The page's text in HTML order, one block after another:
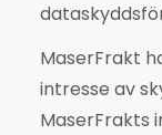
MaserFrakt
intresse av
MaserFrakts